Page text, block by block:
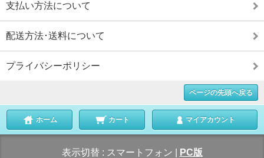
支払い方法について
配送方法･送料について
プライバシーポリシー
ページの先頭へ戻る
ホーム カート マイアカウント
表示切替 : スマートフォン PC版